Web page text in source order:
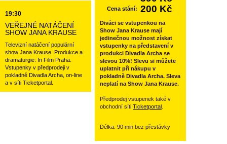
19:30
VEŘEJNÉ NATÁČENÍ
SHOW JANA KRAUSE
Televizní natáčení populární
show Jana Krause. Produkce a
dramaturgie: In Film Praha.
Vstupenky v předprodeji v
pokladně Divadla Archa, on-line
a v síti Ticketportal.
Cena stání: 200 Kč
Diváci se vstupenkou na
Show Jana Krause mají
jedinečnou možnost získat
vstupenky na představení v
produkci Divadla Archa se
slevou 10%! Slevu si můžete
uplatnit při nákupu v
pokladně Divadla Archa. Sleva
neplatí na Show Jana Krause.
Předprodej vstupenek také v
obchodní síti Ticketportal
Délka: 90 min bez přestávky